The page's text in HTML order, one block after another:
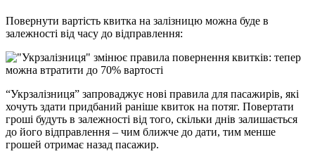
Повернути вартість квитка на залізницю можна буде в
залежності від часу до відправлення:
“Укрзалізниця” запроваджує нові правила для пасажирів, які
хочуть здати придбаний раніше квиток на потяг. Повертати
гроші будуть в залежності від того, скільки днів залишається
до його відправлення – чим ближче до дати, тим менше
грошей отримає назад пасажир.